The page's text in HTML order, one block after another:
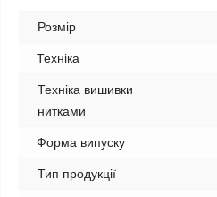
Розмір
Техніка
Техніка вишивки
нитками
Форма випуску
Тип продукції